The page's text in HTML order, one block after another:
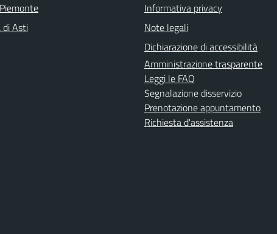
di Asti
Informativa privacy
Note legali
Dichiarazione di accessibilità
Amministrazione trasparente
Leggi le FAQ
Segnalazione disservizio
Prenotazione appuntamento
Richiesta d'assistenza